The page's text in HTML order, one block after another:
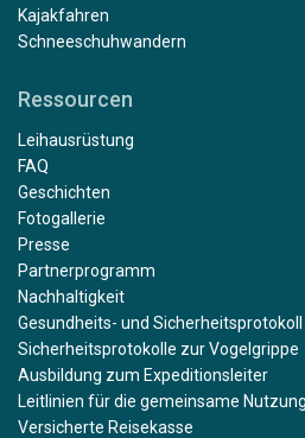
Kajakfahren
Schneeschuhwandern
Ressourcen
Leihausrüstung
FAQ
Geschichten
Fotogallerie
Presse
Partnerprogramm
Nachhaltigkeit
Gesundheits- und Sicherheitsprotokoll
Sicherheitsprotokolle zur Vogelgrippe
Ausbildung zum Expeditionsleiter
Leitlinien für die gemeinsame Nutzung
Versicherte Reisekasse